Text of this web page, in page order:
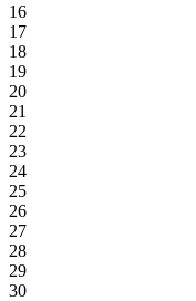
16
17
18
19
20
21
22
23
24
25
26
27
28
29
30